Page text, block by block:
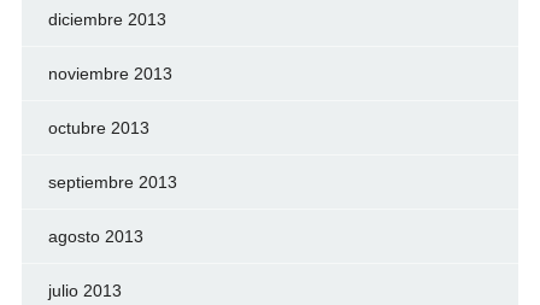
diciembre 2013
noviembre 2013
octubre 2013
septiembre 2013
agosto 2013
julio 2013